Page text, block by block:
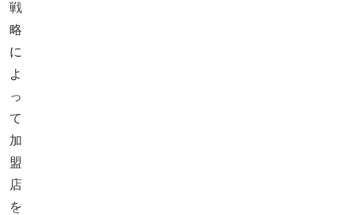
戦
略
に
よ
っ
て
加
盟
店
を